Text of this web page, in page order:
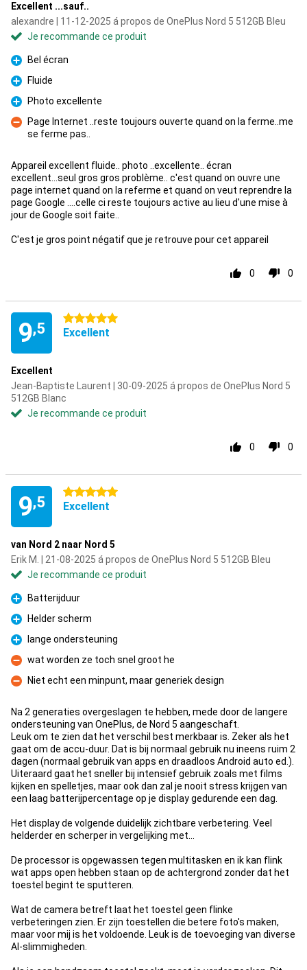
Excellent ...sauf..
alexandre | 11-12-2025 á propos de OnePlus Nord 5 512GB Bleu
Je recommande ce produit
Pour
Bel écran
Pour
Fluide
Pour
Photo excellente
Contre
Page Internet ..reste toujours ouverte quand on la ferme..me
se ferme pas..
Appareil excellent fluide.. photo ..excellente.. écran
excellent...seul gros gros problème.. c'est quand on ouvre une
page internet quand on la referme et quand on veut reprendre la
page Google ....celle ci reste toujours active au lieu d'une mise à
jour de Google soit faite..
C'est je gros point négatif que je retrouve pour cet appareil
0 0
9,5
5 étoiles
Excellent
Excellent
Jean-Baptiste Laurent | 30-09-2025 á propos de OnePlus Nord 5
512GB Blanc
Je recommande ce produit
0 0
9,5
5 étoiles
Excellent
van Nord 2 naar Nord 5
Erik M. | 21-08-2025 á propos de OnePlus Nord 5 512GB Bleu
Je recommande ce produit
Pour
Batterijduur
Pour
Helder scherm
Pour
lange ondersteuning
Contre
wat worden ze toch snel groot he
Contre
Niet echt een minpunt, maar generiek design
Na 2 generaties overgeslagen te hebben, mede door de langere
ondersteuning van OnePlus, de Nord 5 aangeschaft.
Leuk om te zien dat het verschil best merkbaar is. Zeker als het
gaat om de accu-duur. Dat is bij normaal gebruik nu ineens ruim 2
dagen (normaal gebruik van apps en draadloos Android auto ed.).
Uiteraard gaat het sneller bij intensief gebruik zoals met films
kijken en spelletjes, maar ook dan zal je nooit stress krijgen van
een laag batterijpercentage op je display gedurende een dag.
Het display de volgende duidelijk zichtbare verbetering. Veel
helderder en scherper in vergelijking met...
De processor is opgewassen tegen multitasken en ik kan flink
wat apps open hebben staan op de achtergrond zonder dat het
toestel begint te sputteren.
Wat de camera betreft laat het toestel geen flinke
verbeteringen zien. Er zijn toestellen die betere foto's maken,
maar voor mij is het voldoende. Leuk is de toevoeging van diverse
AI-slimmigheden.